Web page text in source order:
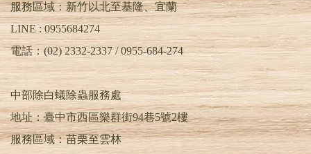
服務區域：新竹以北至基隆、宜蘭
LINE : 0955684274
電話：(02) 2332-2337 / 0955-684-274
中部除白蟻除蟲服務處
地址：臺中市西區樂群街94巷5號2樓
服務區域：苗栗至雲林